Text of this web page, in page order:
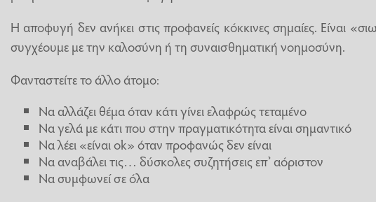
Η αποφυγή δεν ανήκει στις προφανείς κόκκινες σημαίες. Είναι
συγχέουμε με την καλοσύνη ή τη συναισθηματική νοημοσύνη.
Φανταστείτε το άλλο άτομο:
Να αλλάζει θέμα όταν κάτι γίνει ελαφρώς τεταμένο
Να γελά με κάτι που στην πραγματικότητα είναι σημαντικό
Να λέει «είναι ok» όταν προφανώς δεν είναι
Να αναβάλει τις… δύσκολες συζητήσεις επ’ αόριστον
Να συμφωνεί σε όλα